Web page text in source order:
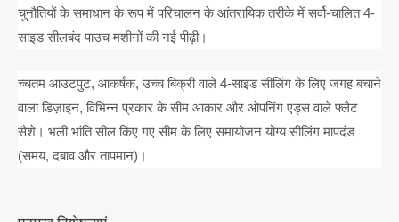
चुनौतियों के समाधान के रूप में परिचालन के आंतरायिक तरीके में सर्वो-चालित 4-
साइड सीलबंद पाउच मशीनों की नई पीढ़ी।
च्चतम आउटपुट, आकर्षक, उच्च बिक्री वाले 4-साइड सीलिंग के लिए जगह बचाने
वाला डिज़ाइन, विभिन्न प्रकार के सीम आकार और ओपनिंग एड्स वाले फ्लैट
सैशे। भली भांति सील किए गए सीम के लिए समायोजन योग्य सीलिंग मापदंड
(समय, दबाव और तापमान)।